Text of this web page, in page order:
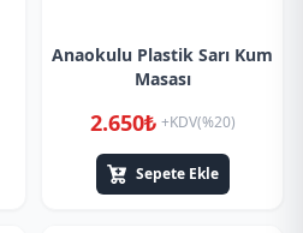
Anaokulu Plastik Sarı Kum
Masası
2.650₺ +KDV(%20)
Sepete Ekle